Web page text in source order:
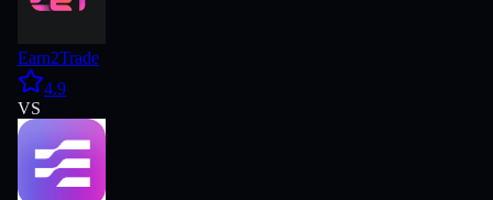
Earn2Trade
4.9
VS